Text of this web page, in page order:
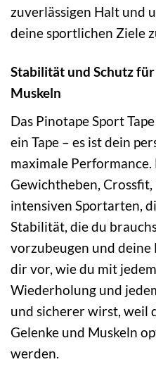
zuverlässigen Halt und
deine sportlichen Ziele
Stabilität und Schutz
Muskeln
Das Pinotape Sport
ein Tape – es ist dein
maximale Performance.
Gewichtheben,
intensiven Sportarten,
Stabilität, die du
vorzubeugen und deine
dir vor, wie du mit
Wiederholung und
und sicherer wirst, weil
Gelenke und Muskeln
werden.